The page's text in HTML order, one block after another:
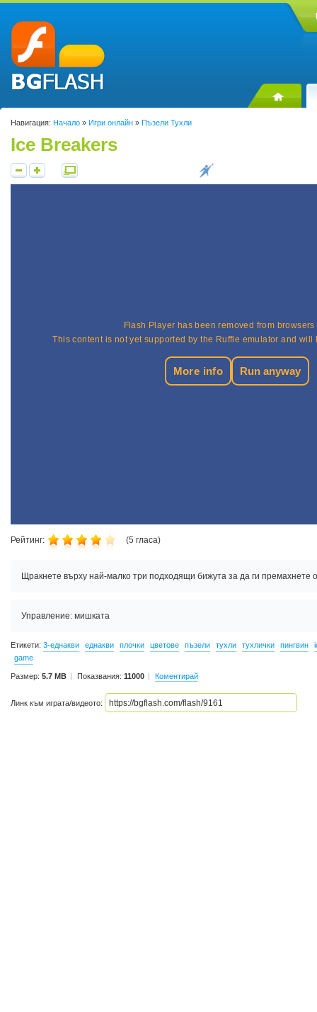
Навигация: Начало » Игри онлайн » Пъзели Тухли
Ice Breakers
Рейтинг: (5 гласа)
Щракнете върху най-малко три подходящи бижута за да ги премахнете
Управление: мишката
Етикети: 3-еднакви еднакви плочки цветове пъзели тухли тухлички пингвин
game
Размер: 5.7 MB Показвания: 11000 Коментирай
Линк към играта/видеото: